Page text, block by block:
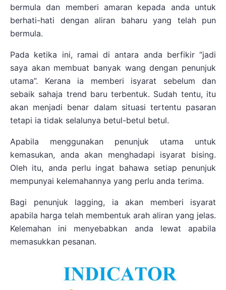
bermula dan memberi amaran kepada anda untuk
berhati-hati dengan aliran baharu yang telah pun
bermula.
Pada ketika ini, ramai di antara anda berfikir “jadi
saya akan membuat banyak wang dengan penunjuk
utama”. Kerana ia memberi isyarat sebelum dan
sebaik sahaja trend baru terbentuk. Sudah tentu, itu
akan menjadi benar dalam situasi tertentu pasaran
tetapi ia tidak selalunya betul-betul betul.
Apabila menggunakan penunjuk utama untuk
kemasukan, anda akan menghadapi isyarat bising.
Oleh itu, anda perlu ingat bahawa setiap penunjuk
mempunyai kelemahannya yang perlu anda terima.
Bagi penunjuk lagging, ia akan memberi isyarat
apabila harga telah membentuk arah aliran yang jelas.
Kelemahan ini menyebabkan anda lewat apabila
memasukkan pesanan.